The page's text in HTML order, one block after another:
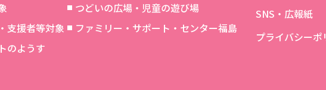
支援者等対象
のようす
つどいの広場・児童の遊び場
ファミリー・サポート・センター福島
SNS・広報紙
プライバシーポ